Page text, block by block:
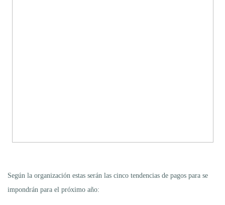
Según la organización estas serán las cinco tendencias de pagos para se
impondrán para el próximo año: